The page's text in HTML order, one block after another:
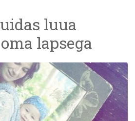
luua
lapsega